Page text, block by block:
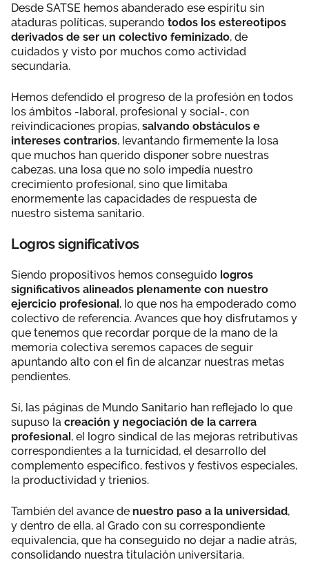
Desde SATSE hemos abanderado ese espíritu sin
ataduras políticas, superando todos los estereotipos
derivados de ser un colectivo feminizado, de
cuidados y visto por muchos como actividad
secundaria.
Hemos defendido el progreso de la profesión en todos
los ámbitos -laboral, profesional y social-, con
reivindicaciones propias, salvando obstáculos e
intereses contrarios, levantando firmemente la losa
que muchos han querido disponer sobre nuestras
cabezas, una losa que no solo impedía nuestro
crecimiento profesional, sino que limitaba
enormemente las capacidades de respuesta de
nuestro sistema sanitario.
Logros significativos
Siendo propositivos hemos conseguido logros
significativos alineados plenamente con nuestro
ejercicio profesional, lo que nos ha empoderado como
colectivo de referencia. Avances que hoy disfrutamos y
que tenemos que recordar porque de la mano de la
memoria colectiva seremos capaces de seguir
apuntando alto con el fin de alcanzar nuestras metas
pendientes.
Sí, las páginas de Mundo Sanitario han reflejado lo que
supuso la creación y negociación de la carrera
profesional, el logro sindical de las mejoras retributivas
correspondientes a la turnicidad, el desarrollo del
complemento específico, festivos y festivos especiales,
la productividad y trienios.
También del avance de nuestro paso a la universidad,
y dentro de ella, al Grado con su correspondiente
equivalencia, que ha conseguido no dejar a nadie atrás,
consolidando nuestra titulación universitaria.